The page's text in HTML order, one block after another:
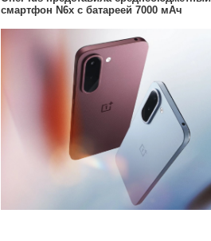
смартфон N6x с батареей 7000 мАч